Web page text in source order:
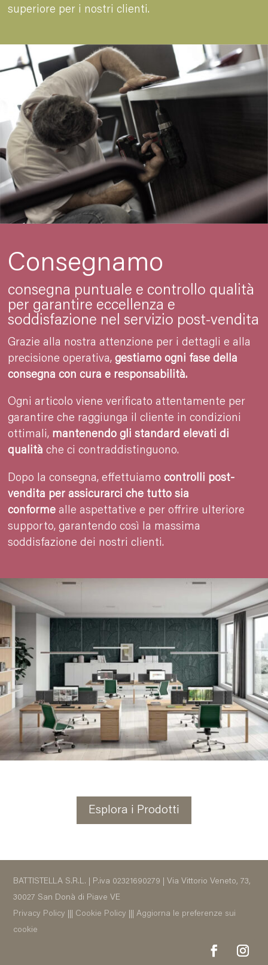
superiore per i nostri clienti.
Consegnamo
consegna puntuale e controllo qualità
per garantire eccellenza e
soddisfazione nel servizio post-vendita
Grazie alla nostra attenzione per i dettagli e alla
precisione operativa,gestiamo ogni fase della
consegna con cura e responsabilità.
Ogni articolo viene verificato attentamente per
garantire che raggiunga il cliente in condizioni
ottimali, mantenendo gli standard elevati di
qualità che ci contraddistinguono.
Dopo la consegna, effettuiamocontrolli post-
vendita per assicurarci che tutto sia
conforme alle aspettative e per offrire ulteriore
supporto, garantendo così la massima
soddisfazione dei nostri clienti.
Esplora i Prodotti
BATTISTELLA S.R.L. | P.iva 02321690279 | Via Vittorio Veneto, 73,
30027 San Donà di Piave VE
Privacy Policy
Cookie Policy |||Aggiorna le preferenze sui
cookie